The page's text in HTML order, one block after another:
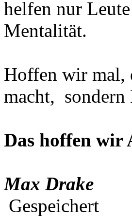
helfen nur
Mentalität.
Hoffen wir mal,
macht, sondern
Das hoffen wir
Max Drake
Gespeichert